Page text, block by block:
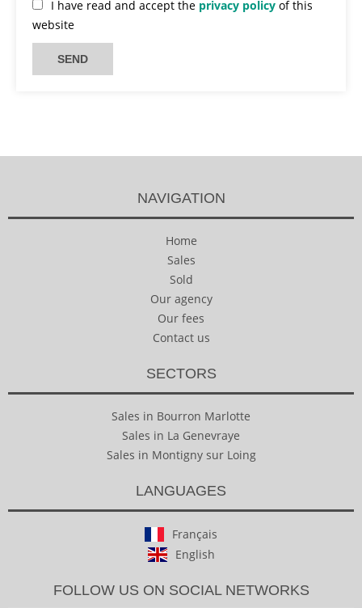
I have read and accept the privacy policy of this
website
SEND
NAVIGATION
Home
Sales
Sold
Our agency
Our fees
Contact us
SECTORS
Sales in Bourron Marlotte
Sales in La Genevraye
Sales in Montigny sur Loing
LANGUAGES
Français
English
FOLLOW US ON SOCIAL NETWORKS